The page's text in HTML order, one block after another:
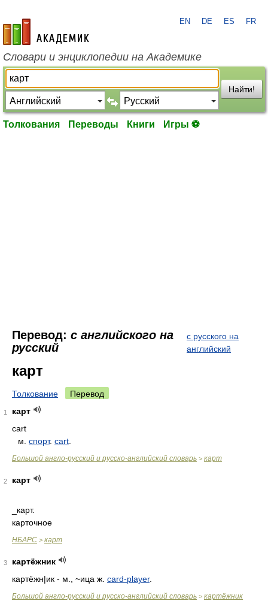
academic.ru
EN DE ES FR
Словари и энциклопедии на Академике
Найти!
Толкования Переводы Книги Игры ⚽
Перевод: с английского на
русский
с русского на
английский
карт
Толкование Перевод
1
карт
cart
м. спорт. cart
Большой англо-русский и русско-английский словарь > карт
2 карт
_карт.
карточное
НБАРС > карт
3
картёжник
картёжн|ик - м., ~ица ж. card-player.
Большой англо-русский и русско-английский словарь > картёжник